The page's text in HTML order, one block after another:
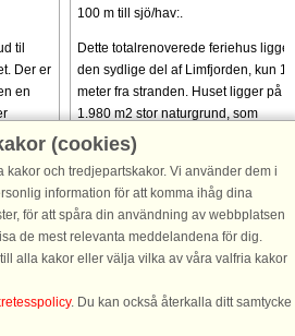
til
Der er
en
100 m till sjö/hav:.
Dette totalrenoverede feriehus
den sydlige del af Limfjorden, kun
meter fra stranden. Huset ligger på
1.980 m2 stor naturgrund, som
indbyder til udendørs aktiviteter med
bålplads, leg og ...
från 11.349 SEK
(cookies)
och tredjepartskakor. Vi använder dem i
information för att komma ihåg dina
för att spåra din användning av webbplatsen
de mest relevanta meddelandena för dig.
alla kakor eller välja vilka av våra valfria kakor
. Du kan också återkalla ditt samtycke